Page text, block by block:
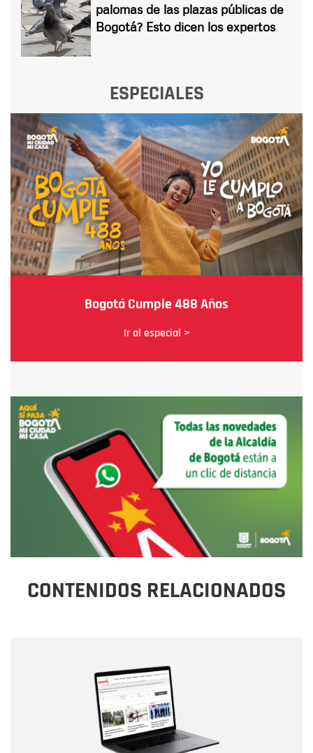
palomas de las plazas públicas de
Bogotá? Esto dicen los expertos
ESPECIALES
Bogotá Cumple 488 Años
Ir al especial >
CONTENIDOS RELACIONADOS
Correo electrónico